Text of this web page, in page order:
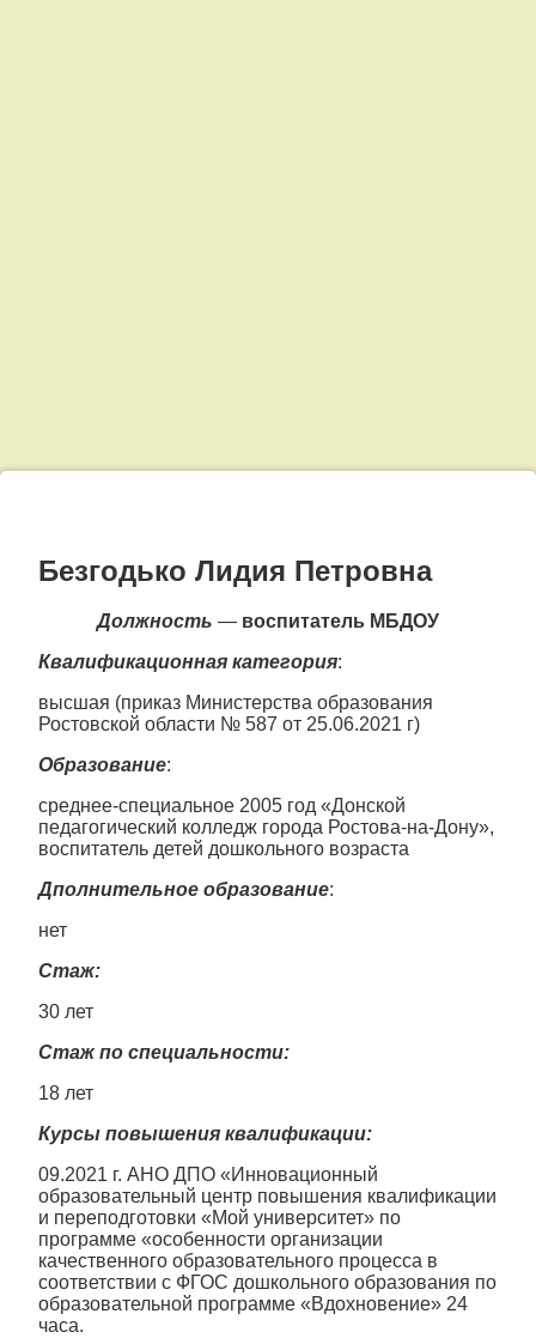
Петровна
Безгодько Лидия Петровна
Должность — воспитатель МБДОУ
Квалификационная категория:
высшая (приказ Министерства образования
Ростовской области № 587 от 25.06.2021 г)
Образование:
среднее-специальное 2005 год «Донской
педагогический колледж города Ростова-на-Дону»,
воспитатель детей дошкольного возраста
Дполнительное образование:
нет
Стаж:
30 лет
Стаж по специальности:
18 лет
Курсы повышения квалификации:
09.2021 г. АНО ДПО «Инновационный
образовательный центр повышения квалификации
и переподготовки «Мой университет» по
программе «особенности организации
качественного образовательного процесса в
соответствии с ФГОС дошкольного образования по
образовательной программе «Вдохновение» 24
часа.
Левый сайдбар